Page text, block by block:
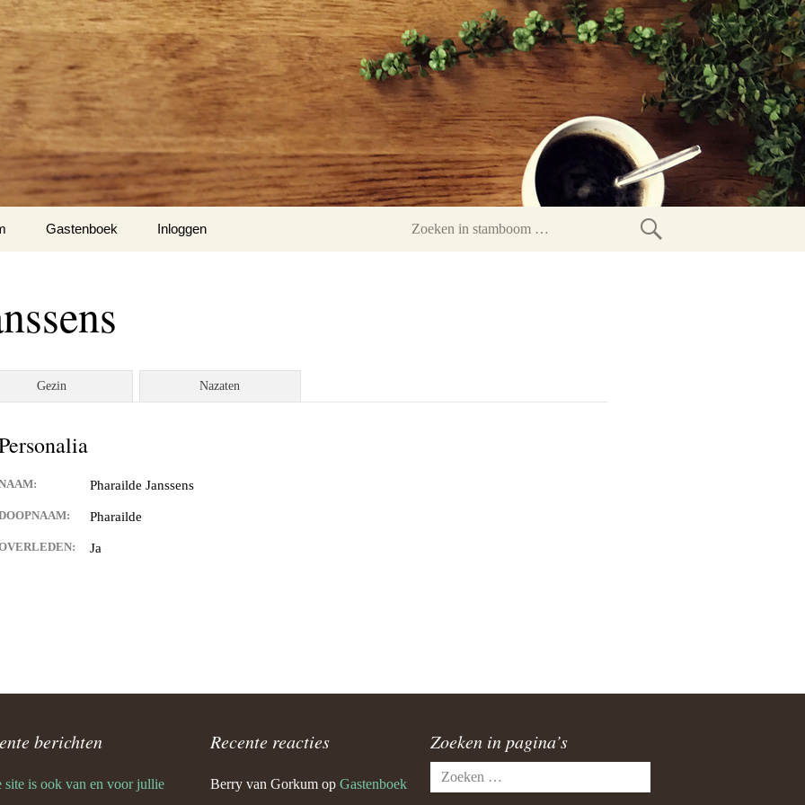
1
Spitsbroeck
Gastenboek
Inloggen
Zoeken
Gezin Nazaten
Pharailde Janssens
Pharailde
Ja
berichten
site is ook van en voor jullie
Recente reacties
Berry van Gorkum op Gastenboek
Zoeken in pagina’s
Zoeken
naar: